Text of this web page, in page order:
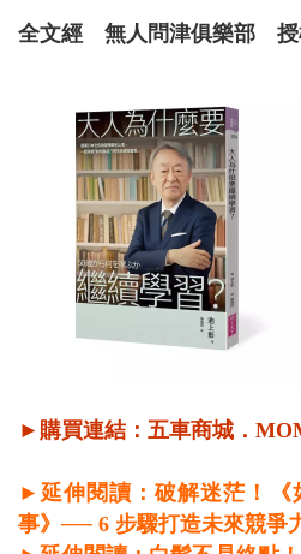
全文經 無人問津俱樂部 授
►購買連結： 五車商城 ．
►延伸閱讀：破解迷茫！《
事》── 6 步驟打造未來競爭